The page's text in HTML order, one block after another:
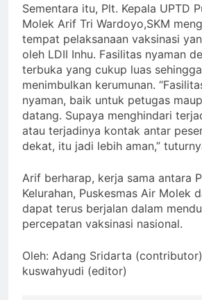
Sementara itu, Plt. Kepala UPTD
Molek Arif Tri Wardoyo,SKM
tempat pelaksanaan vaksinasi
oleh LDII Inhu. Fasilitas nyaman
terbuka yang cukup luas
menimbulkan kerumunan.
nyaman, baik untuk petugas
datang. Supaya menghindari
atau terjadinya kontak antar
dekat, itu jadi lebih aman,”
Arif berharap, kerja sama antara
Kelurahan, Puskesmas Air Molek
dapat terus berjalan dalam
percepatan vaksinasi nasional.
Oleh: Adang Sridarta
kuswahyudi (editor)